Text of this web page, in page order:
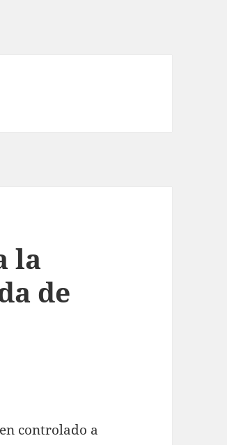
la
de
controlado a